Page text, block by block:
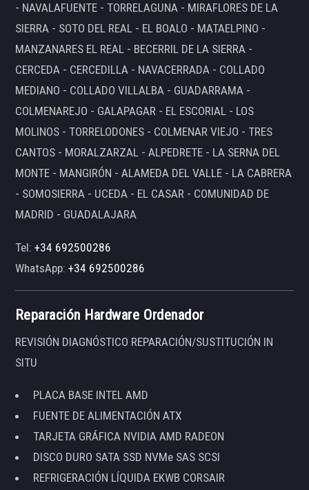
- NAVALAFUENTE - TORRELAGUNA - MIRAFLORES DE LA
SIERRA - SOTO DEL REAL - EL BOALO - MATAELPINO -
MANZANARES EL REAL - BECERRIL DE LA SIERRA -
CERCEDA - CERCEDILLA - NAVACERRADA - COLLADO
MEDIANO - COLLADO VILLALBA - GUADARRAMA -
COLMENAREJO - GALAPAGAR - EL ESCORIAL - LOS
MOLINOS - TORRELODONES - COLMENAR VIEJO - TRES
CANTOS - MORALZARZAL - ALPEDRETE - LA SERNA DEL
MONTE - MANGIRÓN - ALAMEDA DEL VALLE - LA CABRERA
- SOMOSIERRA - UCEDA - EL CASAR - COMUNIDAD DE
MADRID - GUADALAJARA
Tel:+34 692500286
WhatsApp:+34 692500286
Reparación Hardware Ordenador
REVISIÓN DIAGNÓSTICO REPARACIÓN/SUSTITUCIÓN IN
SITU
PLACA BASE INTEL AMD
FUENTE DE ALIMENTACIÓN ATX
TARJETA GRÁFICA NVIDIA AMD RADEON
DISCO DURO SATA SSD NVMe SAS SCSI
REFRIGERACIÓN LÍQUIDA EKWB CORSAIR